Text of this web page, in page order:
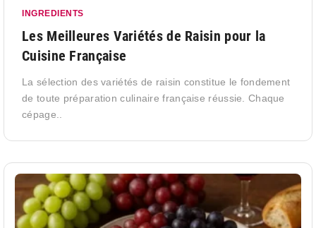
INGREDIENTS
Les Meilleures Variétés de Raisin pour la
Cuisine Française
La sélection des variétés de raisin constitue le fondement
de toute préparation culinaire française réussie. Chaque
cépage..